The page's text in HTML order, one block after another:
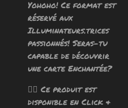
Yohoho! Ce format est
réservé aux
Illuminateurs.trices
passionnés! Seras-tu
capable de découvrir
une carte Enchantée?
🧙‍♂️ Ce produit est
disponible en Click &